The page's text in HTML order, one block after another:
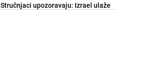
Stručnjaci upozoravaju: Izrael ulaže